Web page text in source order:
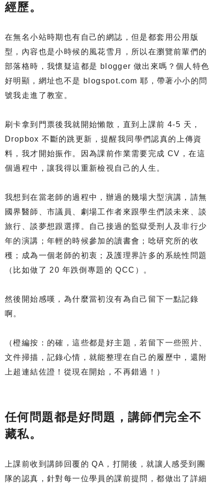
經歷。
在無名小站時期也有自己的網誌，但是都套用公用版
型，內容也是小時候的風花雪月，所以在瀏覽前輩們的
部落格時，我懷疑這都是 blogger 做出來嗎？個人特色
好明顯，網址也不是 blogspot.com 耶，帶著小小的問
號我走進了教室。
刷卡拿到門票後我就開始懶散，直到上課前 4-5 天，
Dropbox 不斷的跳更新，提醒我同學們認真的上傳資
料，我才開始振作。因為課前作業需要完成 CV，在這
個過程中，讓我得以重新檢視自己的人生。
我想到在當老師的過程中，辦過的幾場大型演講，請無
國界醫師、市議員、劇場工作者來跟學生們談未來、談
旅行、談夢想跟選擇。自己接過的監獄受刑人及非行少
年的演講；年輕的時候參加的讀書會；唸研究所的收
穫；成為一個老師的初衷；及護理界許多的系統性問題
（比如做了 20 年跌倒專題的 QCC）。
然後開始感嘆，為什麼當初沒有為自己留下一點記錄
啊。
（橙編按：的確，這些都是好主題，若留下一些照片、
文件掃描，記錄心情，就能整理在自己的履歷中，還附
上超連結佐證！從現在開始，不再錯過！）
任何問題都是好問題，講師們完全不
藏私。
上課前收到講師回覆的 QA，打開後，就讓人感受到團
隊的認真，針對每一位學員的課前提問，都做出了詳細